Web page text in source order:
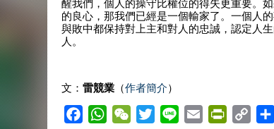
醒我們，個人的操守比權位的得失更重要。
的良心，那我們已經是一個輸家了。一個人
與敗中都保持對上主和對人的忠誠，認定人
人。
文： 雷競業 （作者簡介）
W
W